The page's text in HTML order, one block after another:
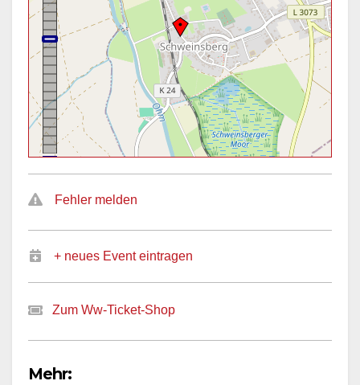
Fehler melden
+ neues Event eintragen
Zum Ww-Ticket-Shop
Mehr: